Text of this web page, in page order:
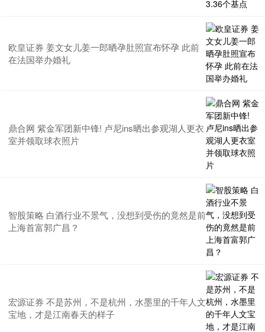
欧皇证券 姜文女儿姜一郎晒孕肚照宣布怀孕 此前
在法国举办婚礼
鼎合网 紫金军团新中锋! 卢尼ins晒出参观湖人更衣
室并领取球衣照片
智股策略 白酒行业不景气，没想到受伤的竟然是前
上海首富郭广昌？
宏源证券 不是苏州，不是杭州，水墨里的千年人文
宝地，才是江南春天的样子